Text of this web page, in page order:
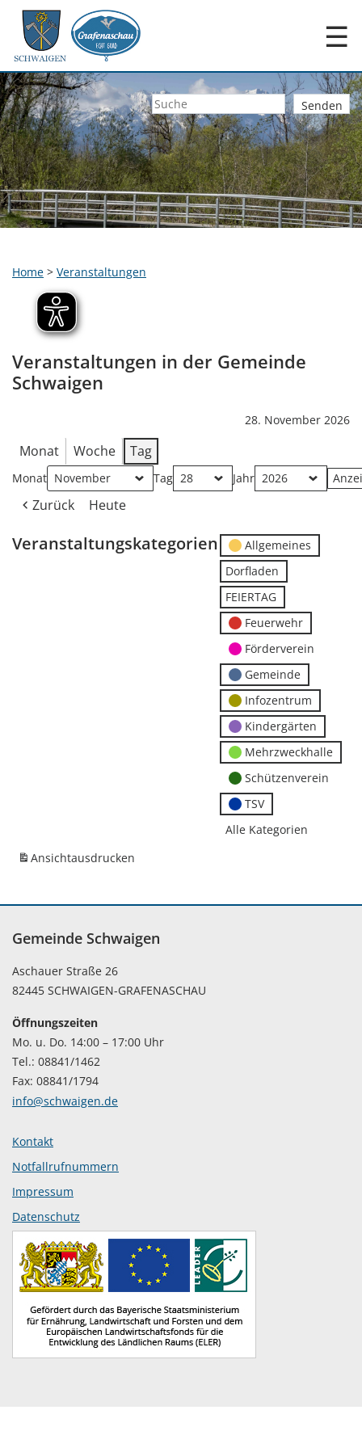
☰
Home > Veranstaltungen
Veranstaltungen in der Gemeinde
Schwaigen
28. November 2026
Monat Woche Tag
Monat Tag Jahr
Zurück Heute
Veranstaltungskategorien
Allgemeines
Dorfladen
FEIERTAG
Feuerwehr
Förderverein
Gemeinde
Infozentrum
Kindergärten
Mehrzweckhalle
Schützenverein
TSV
Alle Kategorien
Ansichtausdrucken
Gemeinde Schwaigen
Aschauer Straße 26
82445 SCHWAIGEN-GRAFENASCHAU
Öffnungszeiten
Mo. u. Do. 14:00 – 17:00 Uhr
Tel.: 08841/1462
Fax: 08841/1794
info@schwaigen.de
Kontakt
Notfallrufnummern
Impressum
Datenschutz